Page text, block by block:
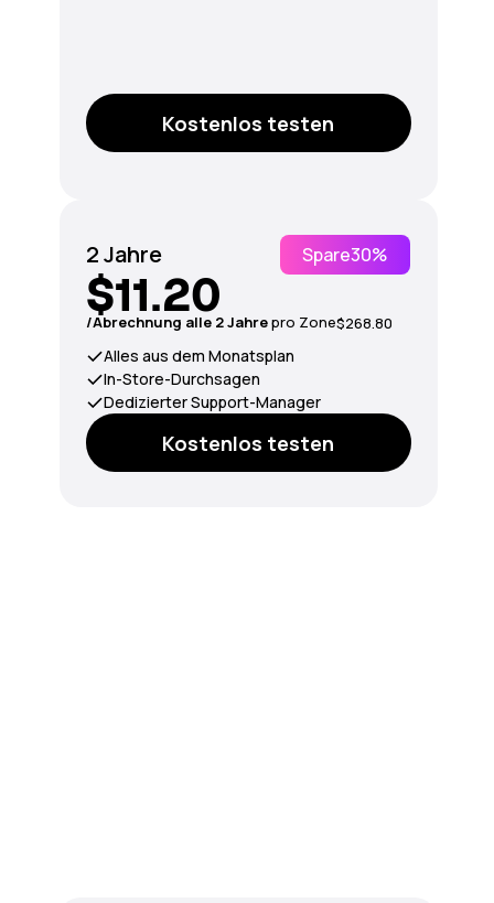
Kostenlos testen
2 Jahre Spare30%
$11.20
/Abrechnung alle 2 Jahrepro Zone$268.80
Alles aus dem Monatsplan
In-Store-Durchsagen
Dedizierter Support-Manager
Kostenlos testen